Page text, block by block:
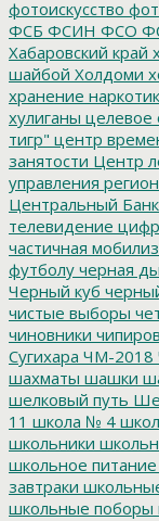
фотоискусство
ФСБ ФСИН ФСО
Хабаровский край
шайбой Холдоми
хранение
хулиганы целевое
тигр" центр
занятости Центр
управления
Центральный Банк
телевидение
частичная
футболу черная
Черный куб
чистые выборы
чиновники
Сугихара ЧМ-2018
шахматы шашки
шелковый путь
11 школа № 4
школьники
школьное питание
завтраки
школьные поборы